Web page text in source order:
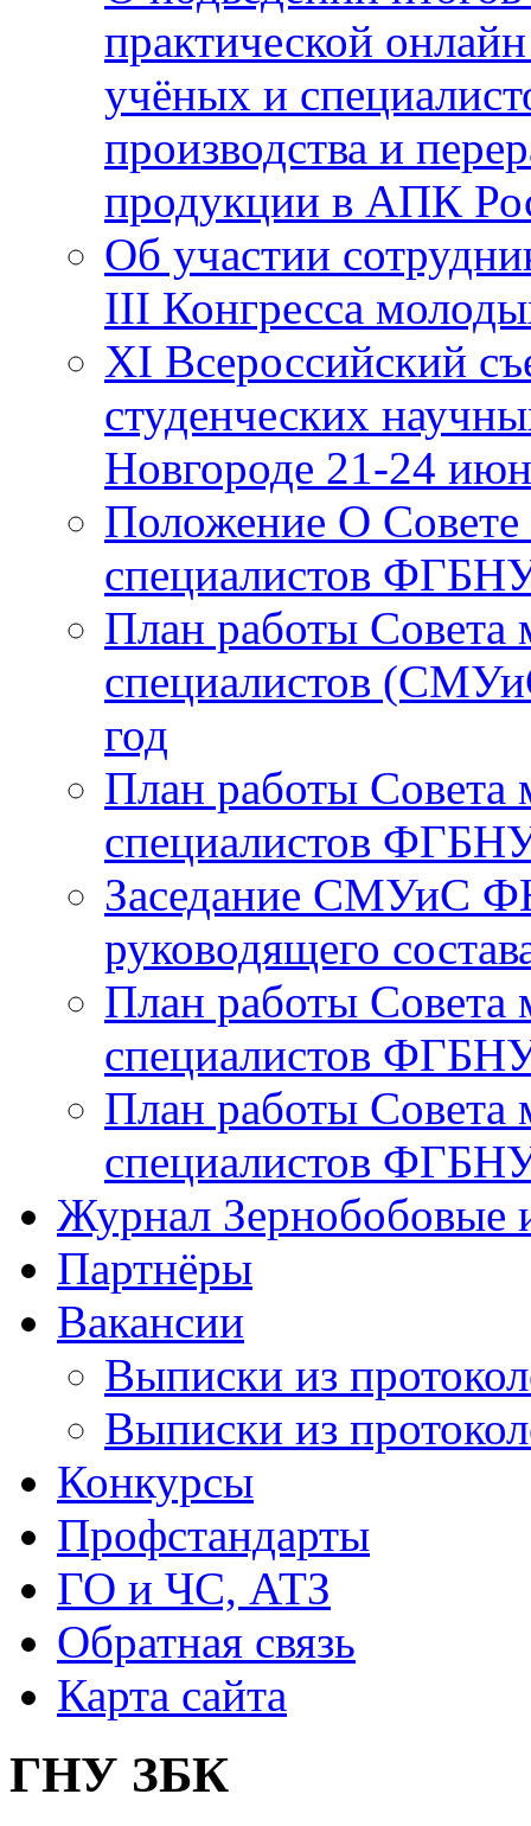
практической
учёных и
производства и
продукции в АПК
Об участии
III Конгресса
XI Всероссийский
студенческих
Новгороде 21-24
Положение О
специалистов
План работы
специалистов
год
План работы
специалистов
Заседание СМУиС
руководящего
План работы
специалистов
План работы
специалистов
Журнал Зернобобовые
Партнёры
Вакансии
Выписки из
Выписки из
Конкурсы
Профстандарты
ГО и ЧС, АТЗ
Обратная связь
Карта сайта
ГНУ ЗБК